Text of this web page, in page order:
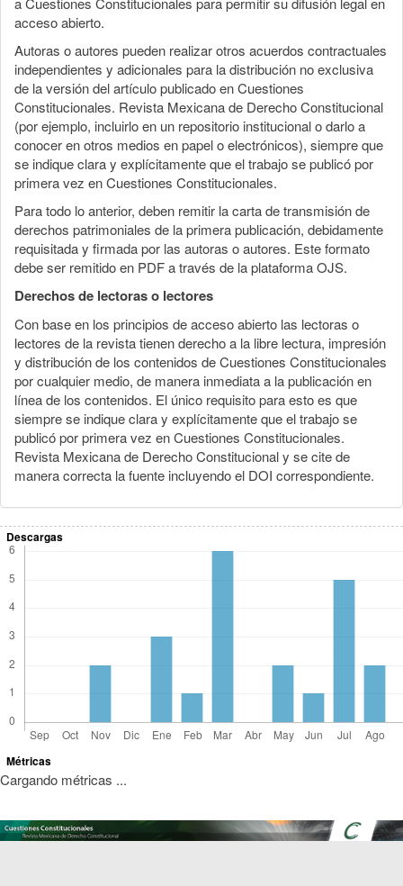
acceso abierto.
Autoras o autores pueden realizar otros acuerdos contractuales
independientes y adicionales para la distribución no exclusiva
de la versión del artículo publicado en Cuestiones
Constitucionales. Revista Mexicana de Derecho Constitucional
(por ejemplo, incluirlo en un repositorio institucional o darlo a
conocer en otros medios en papel o electrónicos), siempre que
se indique clara y explícitamente que el trabajo se publicó por
primera vez en Cuestiones Constitucionales.
Para todo lo anterior, deben remitir la carta de transmisión de
derechos patrimoniales de la primera publicación, debidamente
requisitada y firmada por las autoras o autores. Este formato
debe ser remitido en PDF a través de la plataforma OJS.
Derechos de lectoras o lectores
Con base en los principios de acceso abierto las lectoras o
lectores de la revista tienen derecho a la libre lectura, impresión
y distribución de los contenidos de Cuestiones Constitucionales
por cualquier medio, de manera inmediata a la publicación en
línea de los contenidos. El único requisito para esto es que
siempre se indique clara y explícitamente que el trabajo se
publicó por primera vez en Cuestiones Constitucionales.
Revista Mexicana de Derecho Constitucional y se cite de
manera correcta la fuente incluyendo el DOI correspondiente.
Descargas
Métricas
Cargando métricas ...